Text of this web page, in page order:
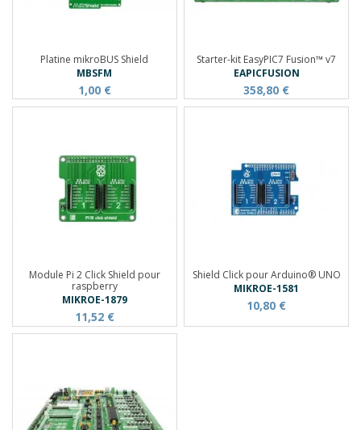
Platine mikroBUS Shield
MBSFM
1,00 €
Starter-kit EasyPIC7 Fusion™ v7
EAPICFUSION
358,80 €
Module Pi 2 Click Shield pour
raspberry
MIKROE-1879
11,52 €
Shield Click pour Arduino® UNO
MIKROE-1581
10,80 €